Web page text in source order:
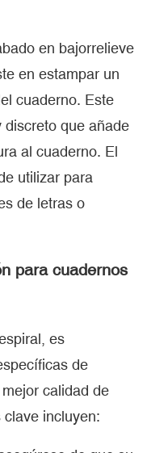
en bajorrelieve
en estampar un
cuaderno. Este
que añade
al cuaderno. El
utilizar para
de letras o
para cuadernos
es
de
calidad de
incluyen: